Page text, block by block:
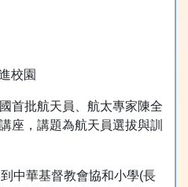
校園
首批航天員、航太專家陳全
座，講題為航天員選拔與訓
中華基督教會協和小學(長